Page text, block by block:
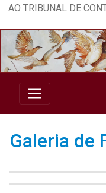
AO TRIBUNAL DE
Galeria de